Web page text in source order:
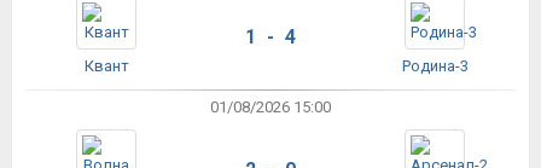
Квант
1 - 4
Родина-3
01/08/2026 15:00